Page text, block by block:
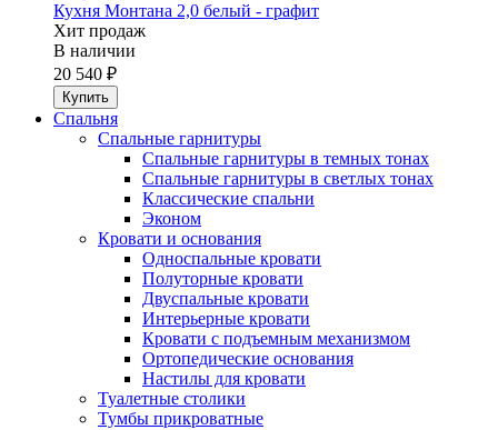
Кухня Монтана 2,0 белый - графит
Хит продаж
В наличии
20 540 ₽
Спальня
Спальные гарнитуры
Спальные гарнитуры в темных тонах
Спальные гарнитуры в светлых тонах
Классические спальни
Эконом
Кровати и основания
Односпальные кровати
Полуторные кровати
Двуспальные кровати
Интерьерные кровати
Кровати с подъемным механизмом
Ортопедические основания
Настилы для кровати
Туалетные столики
Тумбы прикроватные